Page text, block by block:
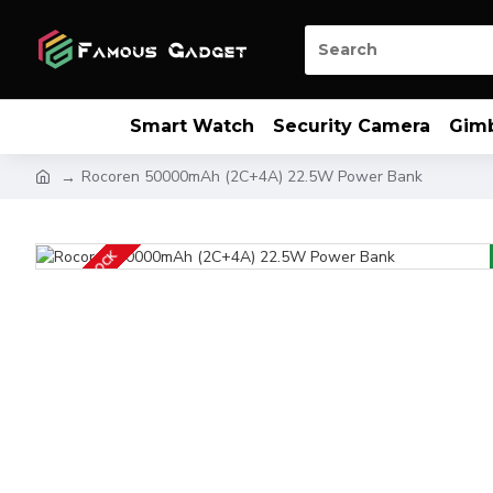
Smart Watch Security Camera
Rocoren 50000mAh (2C+4A) 22.5W Power Bank
OUT OF STOCK